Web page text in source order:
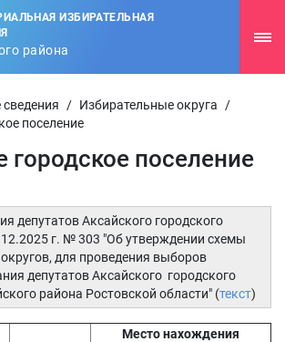
ИЗБИРАТЕЛЬНАЯ
района
/ Избирательные округа
/
поселение
городское поселение
депутатов Аксайского городского
г. № 303 "Об утверждении схемы
для проведения выборов
депутатов Аксайского городского
района Ростовской области" (текст)
Место нахождения